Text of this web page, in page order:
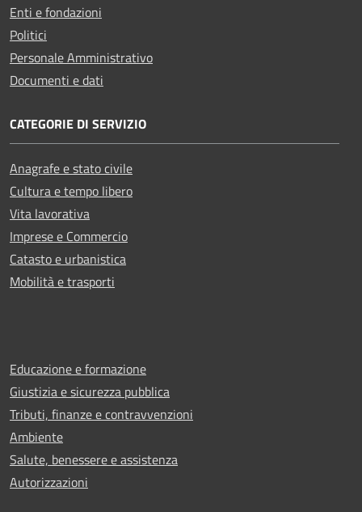
Enti e fondazioni
Politici
Personale Amministrativo
Documenti e dati
CATEGORIE DI SERVIZIO
Anagrafe e stato civile
Cultura e tempo libero
Vita lavorativa
Imprese e Commercio
Catasto e urbanistica
Mobilità e trasporti
Educazione e formazione
Giustizia e sicurezza pubblica
Tributi, finanze e contravvenzioni
Ambiente
Salute, benessere e assistenza
Autorizzazioni